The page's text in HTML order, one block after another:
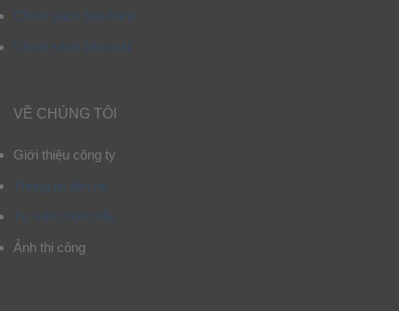
Chính sách bảo hành
Chính sách bảo mật
VỀ CHÚNG TÔI
Giới thiệu công ty
Thông tin liên hệ
Tư vấn chọn mẫu
Ảnh thi công